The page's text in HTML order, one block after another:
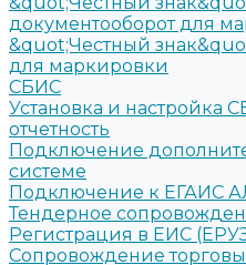
документооборот для
&quot;Честный
для маркировки
СБИС
Установка и настройка
отчетность
Подключение
системе
Подключение к ЕГАИС
Тендерное
Регистрация в ЕИС
Сопровождение